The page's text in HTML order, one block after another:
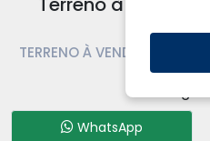
TERRENO À VENDA |
WhatsApp